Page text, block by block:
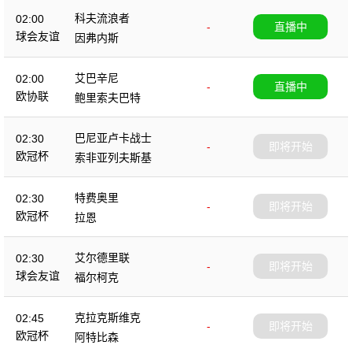
02:00
球会友谊
科夫流浪者
-
因弗内斯
直播中
02:00
欧协联
艾巴辛尼
-
鲍里索夫巴特
直播中
02:30
欧冠杯
巴尼亚卢卡战士
-
索非亚列夫斯基
即将开始
02:30
欧冠杯
特费奥里
-
拉恩
即将开始
02:30
球会友谊
艾尔德里联
-
福尔柯克
即将开始
02:45
欧冠杯
克拉克斯维克
-
阿特比森
即将开始